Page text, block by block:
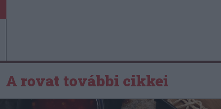
A rovat további cikkei